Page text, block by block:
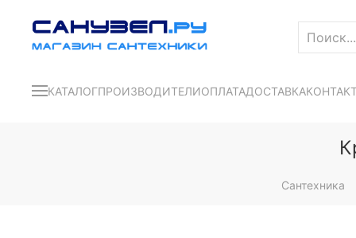
КАТАЛОГПРОИЗВОДИТЕЛИОПЛАТАДОСТАВКА
Сантехника